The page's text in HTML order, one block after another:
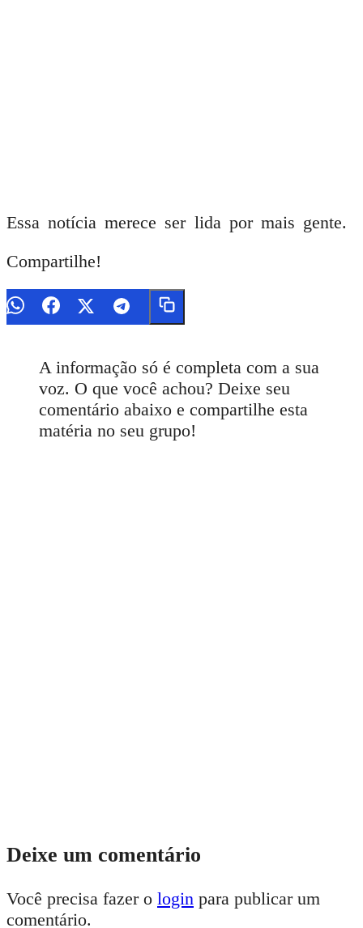
Essa notícia merece ser lida por mais gente.
Compartilhe!
A informação só é completa com a sua
voz. O que você achou? Deixe seu
comentário abaixo e compartilhe esta
matéria no seu grupo!
Deixe um comentário
Você precisa fazer o login para publicar um
comentário.